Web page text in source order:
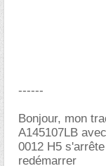
------
Bonjour, mon
A145107LB
0012 H5
redémarrer